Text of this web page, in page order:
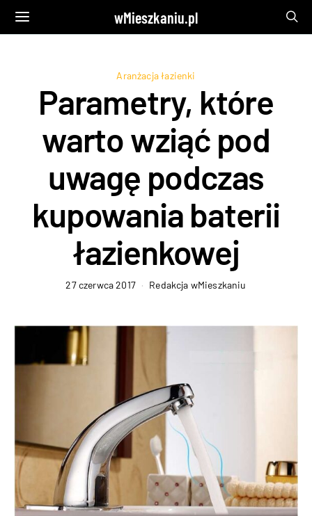
wMieszkaniu.pl
Aranżacja łazienki
Parametry, które
warto wziąć pod
uwagę podczas
kupowania baterii
łazienkowej
27 czerwca 2017 Redakcja wMieszkaniu